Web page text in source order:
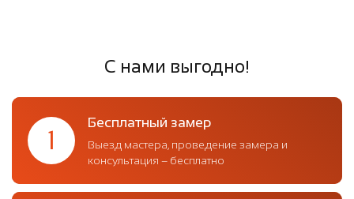
С нами выгодно!
1
Бесплатный замер
Выезд мастера, проведение замера и
консультация – бесплатно